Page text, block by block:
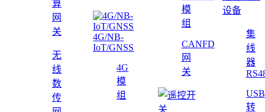
算
网
关
无
线
数
传
4G/NB-
IoT/GNSS
4G
模
组
模
组
CANFD
网
关
设备
集
线
器
USB
转